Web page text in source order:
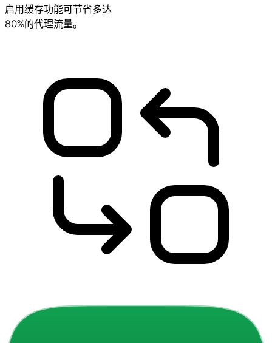
启用缓存功能可节省多达
80%的代理流量。